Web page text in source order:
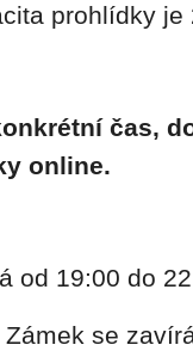
prohlídky je
čas,
online.
od 19:00 do
se